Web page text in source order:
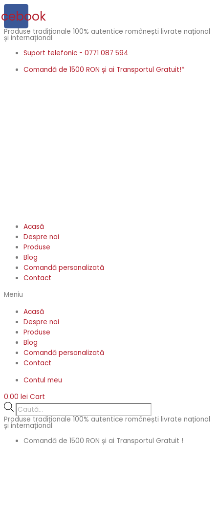
Skip
to
content
Produse tradiționale 100% autentice românești livrate național
și internațional
Suport telefonic - 0771 087 594
Comandă de 1500 RON și ai Transportul Gratuit!*
Acasă
Despre noi
Produse
Blog
Comandă personalizată
Contact
Meniu
Acasă
Despre noi
Produse
Blog
Comandă personalizată
Contact
Contul meu
0.00 lei Cart
Products
search
Produse tradiționale 100% autentice românești livrate național
și internațional
Comandă de 1500 RON și ai Transportul Gratuit !